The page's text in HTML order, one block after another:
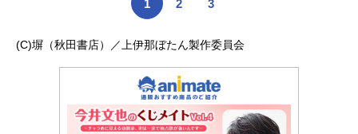
1 2 3
(C)塀（秋田書店）／上伊那ぼたん製作委員会